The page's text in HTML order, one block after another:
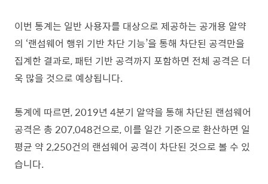
이번 통계는 일반 사용자를 대상으로 제공하는 공개용 알약
의 ‘랜섬웨어 행위 기반 차단 기능’을 통해 차단된 공격만을
집계한 결과로, 패턴 기반 공격까지 포함하면 전체 공격은 더
욱 많을 것으로 예상됩니다.
통계에 따르면, 2019년 4분기 알약을 통해 차단된 랜섬웨어
공격은 총 207,048건으로, 이를 일간 기준으로 환산하면 일
평균 약 2,250건의 랜섬웨어 공격이 차단된 것으로 볼 수 있
습니다.